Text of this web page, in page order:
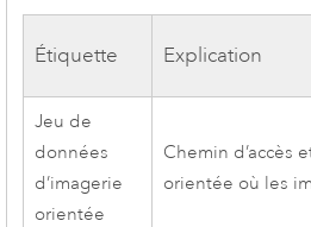
Étiquette Explication
Jeu de
données
d’imagerie
orientée
Chemin d’accès
orientée où les